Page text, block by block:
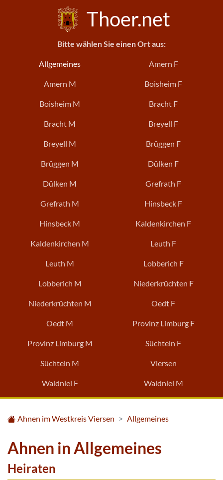
Thoer.net
Bitte wählen Sie einen Ort aus:
Allgemeines Amern F
Amern M Boisheim F
Boisheim M Bracht F
Bracht M Breyell F
Breyell M Brüggen F
Brüggen M Dülken F
Dülken M Grefrath F
Grefrath M Hinsbeck F
Hinsbeck M Kaldenkirchen F
Kaldenkirchen M Leuth F
Leuth M Lobberich F
Lobberich M Niederkrüchten F
Niederkrüchten M Oedt F
Oedt M Provinz Limburg F
Provinz Limburg M Süchteln F
Süchteln M Viersen
Waldniel F Waldniel M
Ahnen im Westkreis Viersen Allgemeines
Ahnen in Allgemeines
Heiraten